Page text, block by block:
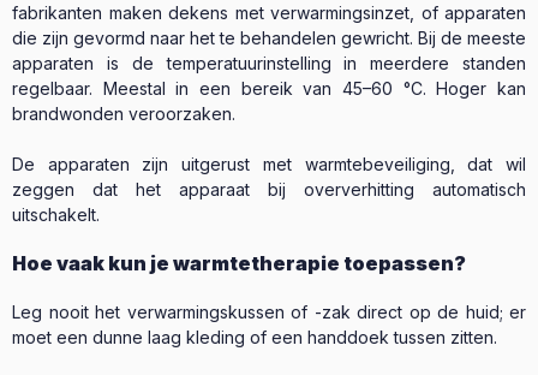
fabrikanten maken dekens met verwarmingsinzet, of apparaten
die zijn gevormd naar het te behandelen gewricht. Bij de meeste
apparaten is de temperatuurinstelling in meerdere standen
regelbaar. Meestal in een bereik van 45–60 °C. Hoger kan
brandwonden veroorzaken.
De apparaten zijn uitgerust met warmtebeveiliging, dat wil
zeggen dat het apparaat bij oververhitting automatisch
uitschakelt.
Hoe vaak kun je warmtetherapie toepassen?
Leg nooit het verwarmingskussen of -zak direct op de huid; er
moet een dunne laag kleding of een handdoek tussen zitten.